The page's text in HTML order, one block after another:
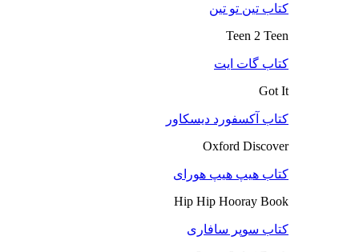
کتاب تین تو تین
Teen 2 Teen
کتاب گات ایت
Got It
کتاب آکسفورد دیسکاور
Oxford Discover
کتاب هیپ هیپ هورای
Hip Hip Hooray Book
کتاب سوپر سافاری